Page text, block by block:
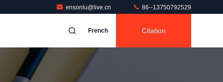
ensonlu@live.cn 86--13750792529
French Citation